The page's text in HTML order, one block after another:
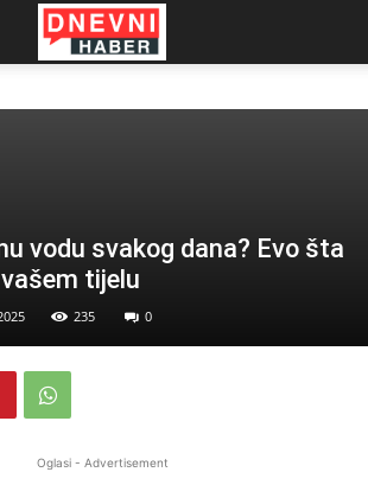
vodu svakog dana? Evo šta
tijelu
235 0
Oglasi - Advertisement